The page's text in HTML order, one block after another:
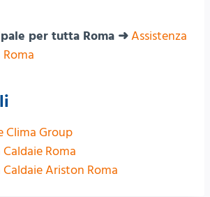
per tutta Roma ➜Assistenza
Clima Group
Roma
Ariston Roma